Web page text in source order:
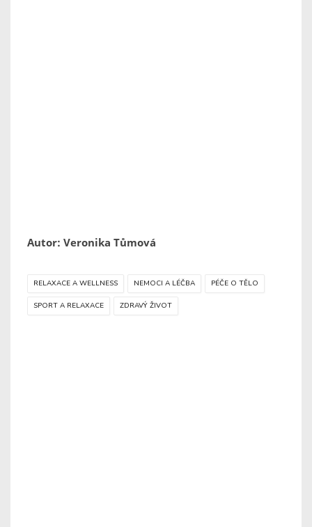
Autor: Veronika Tůmová
RELAXACE A WELLNESS NEMOCI A LÉČBA PÉČE O TĚLO
SPORT A RELAXACE ZDRAVÝ ŽIVOT